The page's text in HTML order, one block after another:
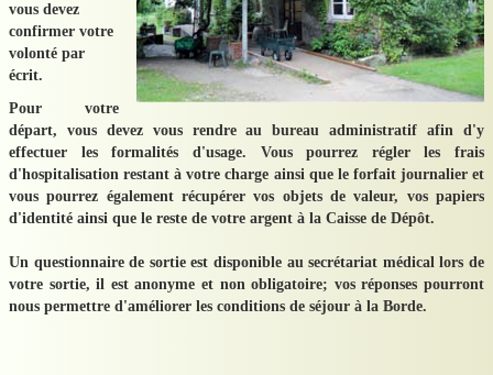
vous devez
confirmer votre
volonté par
écrit.
Pour votre
départ, vous devez vous rendre au bureau administratif afin d'y
effectuer les formalités d'usage. Vous pourrez régler les frais
d'hospitalisation restant à votre charge ainsi que le forfait journalier et
vous pourrez également récupérer vos objets de valeur, vos papiers
d'identité ainsi que le reste de votre argent à la Caisse de Dépôt.
Un questionnaire de sortie est disponible au secrétariat médical lors de
votre sortie, il est anonyme et non obligatoire; vos réponses pourront
nous permettre d'améliorer les conditions de séjour à la Borde.